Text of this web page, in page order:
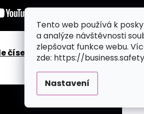
Tento web používá k
a analýze návštěvnosti
zlepšovat funkce webu.
zde: https://
Nastavení
čísel zde.